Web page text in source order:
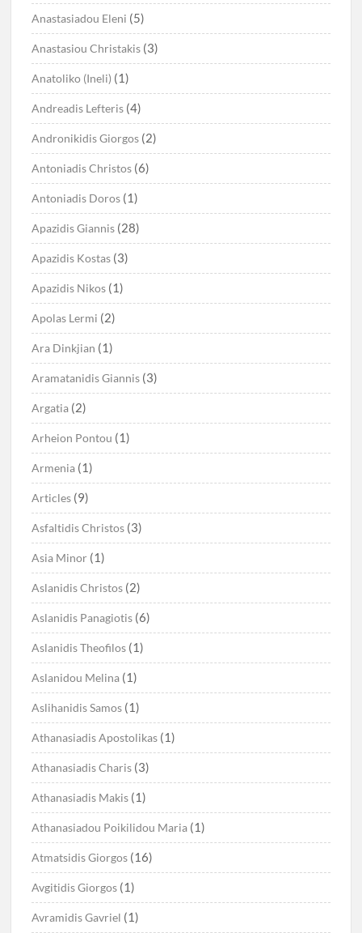
Anastasiadou Eleni (5)
Anastasiou Christakis (3)
Anatoliko (Ineli) (1)
Andreadis Lefteris (4)
Andronikidis Giorgos (2)
Antoniadis Christos (6)
Antoniadis Doros (1)
Apazidis Giannis (28)
Apazidis Kostas (3)
Apazidis Nikos (1)
Apolas Lermi (2)
Ara Dinkjian (1)
Aramatanidis Giannis (3)
Argatia (2)
Arheion Pontou (1)
Armenia (1)
Articles (9)
Asfaltidis Christos (3)
Asia Minor (1)
Aslanidis Christos (2)
Aslanidis Panagiotis (6)
Aslanidis Theofilos (1)
Aslanidou Melina (1)
Aslihanidis Samos (1)
Athanasiadis Apostolikas (1)
Athanasiadis Charis (3)
Athanasiadis Makis (1)
Athanasiadou Poikilidou Maria (1)
Atmatsidis Giorgos (16)
Avgitidis Giorgos (1)
Avramidis Gavriel (1)